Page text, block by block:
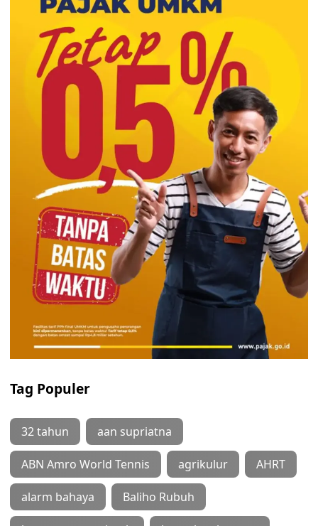
Tag Populer
32 tahun aan supriatna
ABN Amro World Tennis agrikulur AHRT
alarm bahaya Baliho Rubuh